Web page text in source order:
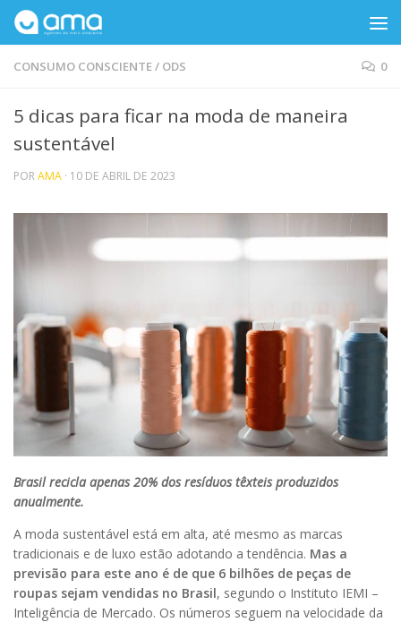
Skip to content
CONSUMO CONSCIENTE/ ODS 0
5 dicas para ficar na moda de maneira
sustentável
PORAMA · 10 DE ABRIL DE 2023
Brasil recicla apenas 20% dos resíduos têxteis produzidos
anualmente.
A moda sustentável está em alta, até mesmo as marcas
tradicionais e de luxo estão adotando a tendência. Mas a
previsão para este ano é de que 6 bilhões de peças de
roupas sejam vendidas no Brasil, segundo o Instituto IEMI –
Inteligência de Mercado. Os números seguem na velocidade da